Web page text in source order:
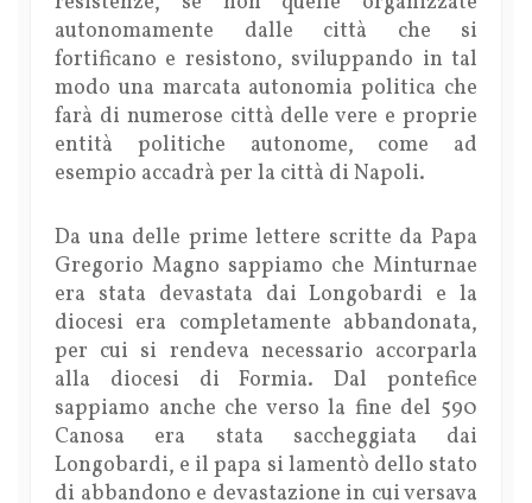
autonomamente dalle città che si
fortificano e resistono, sviluppando in tal
modo una marcata autonomia politica che
farà di numerose città delle vere e proprie
entità politiche autonome, come ad
esempio accadrà per la città di Napoli.
Da una delle prime lettere scritte da Papa
Gregorio Magno sappiamo che Minturnae
era stata devastata dai Longobardi e la
diocesi era completamente abbandonata,
per cui si rendeva necessario accorparla
alla diocesi di Formia. Dal pontefice
sappiamo anche che verso la fine del 590
Canosa era stata saccheggiata dai
Longobardi, e il papa si lamentò dello stato
di abbandono e devastazione in cui versava